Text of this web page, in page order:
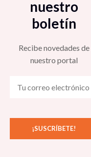
nuestro
boletín
Recibe novedades de
nuestro portal